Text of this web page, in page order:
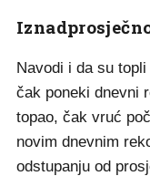
Navodi i da su
čak poneki dnevni
topao, čak vruć
novim dnevnim
odstupanju od